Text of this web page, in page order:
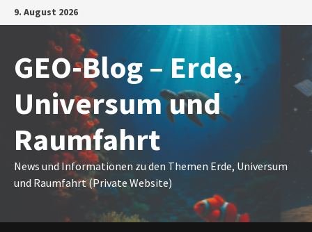
Zum
Inhalt
9. August 2026
GEO-Blog – Erde,
Universum und
Raumfahrt
News und Informationen zu den Themen Erde, Universum
und Raumfahrt (Private Website)